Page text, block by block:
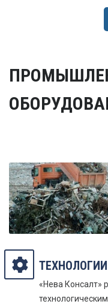
ТЕХНОЛОГИИ
«Нева Консалт»